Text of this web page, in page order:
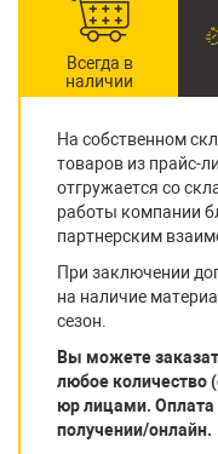
Всегда в
наличии
На собственном
товаров из прайс-
отгружается со
работы компании
партнерским
При заключении
на наличие
сезон.
Вы можете
любое количество
юр лицами.
получении/онлайн.